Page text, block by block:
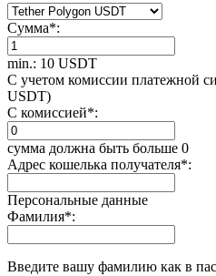
Сумма*:
min.: 10 USDT
С учетом комиссии платежной
USDT)
С комиссией*:
сумма должна быть больше 0
Адрес кошелька получателя*:
Персональные данные
Фамилия*:
Введите вашу фамилию как в